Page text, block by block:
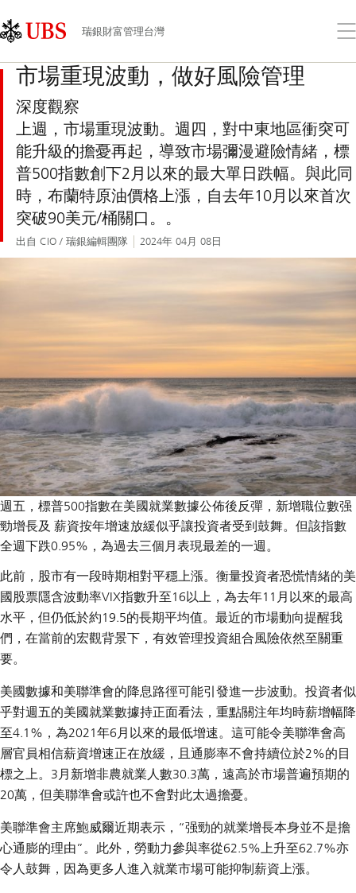
Links
Area
瑞銀財富管理台灣
打
功
市場重現波動，做好風險管理
深度觀察
上週，市場重現波動。週四，對中東地區衝突可
能升級的擔憂再起，導致市場彌漫避險情緒，標
普500指數創下2月以來的最大單日跌幅。與此同
時，布蘭特原油價格上漲，自去年10月以來首次
突破90美元/桶關口。。
出自 CIO / 瑞銀編輯團隊 2024年 04月 08日
週五，標普500指數在美國就業數據公佈後反彈，新增職位數强
勁增長及 薪資按年增速放緩似乎讓投資者受到鼓舞。但該指數
全週下跌0.95%，為過去三個月表現最差的一週。
此前，股市有一段時期相對平穩上漲。衡量投資者恐慌情緒的美
國股票隱含波動率VIX指數升至16以上，為去年11月以來的最高
水平，但仍低於約19.5的長期平均值。最近的市場動向提醒我
們，在當前的宏觀背景下，有效管理投資組合風險依然至關重
要。
美國數據和美聯準會的降息路徑可能引發進一步波動。投資者似
乎對週五的美國就業數據持正面看法，重點關注年均時薪增幅降
至4.1%，為2021年6月以來的最低增速。這可能令美聯準會高
層官員相信薪資增速正在放緩，且通膨率不會持續位於2%的目
標之上。3月新增非農就業人數30.3萬，遠高於市場普遍預期的
20萬，但美聯準會或許也不會對此太過擔憂。
美聯準會主席鮑威爾近期表示，“强勁的就業增長本身並不是擔
心通膨的理由”。此外，勞動力參與率從62.5%上升至62.7%亦
令人鼓舞，因為更多人進入就業市場可能抑制薪資上漲。